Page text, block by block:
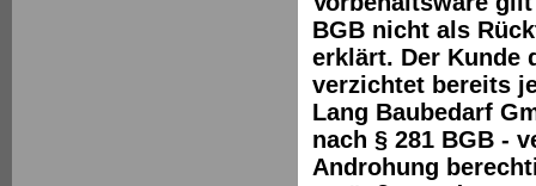
BGB nicht als
erklärt. Der Kunde
verzichtet bereits
Lang Baubedarf
nach § 281 BGB -
Androhung